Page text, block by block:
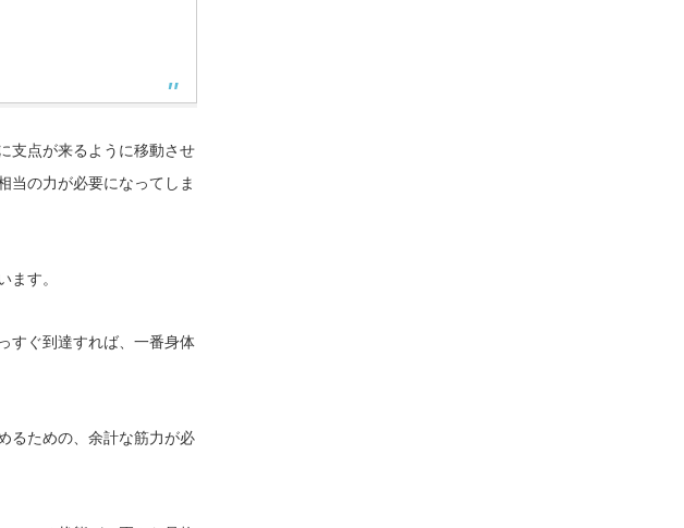
支点が来るように移動させ
当の力が必要になってしま
ます。
すぐ到達すれば、一番身体
るための、余計な筋力が必